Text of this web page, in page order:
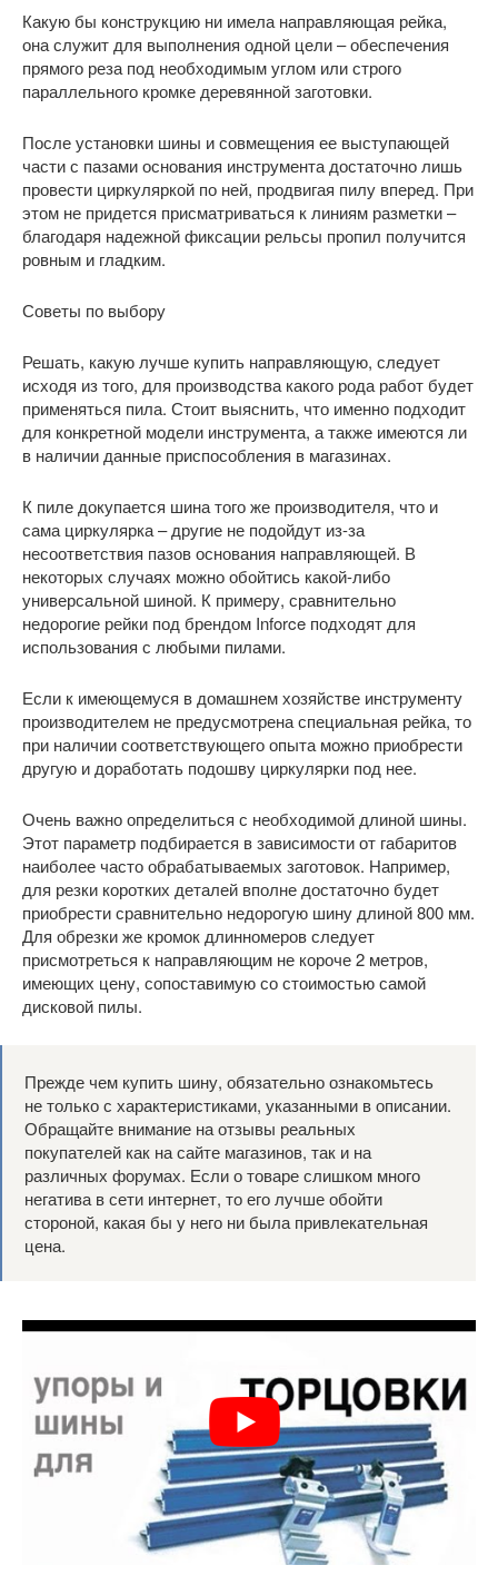
Какую бы конструкцию ни имела направляющая рейка,
она служит для выполнения одной цели – обеспечения
прямого реза под необходимым углом или строго
параллельного кромке деревянной заготовки.
После установки шины и совмещения ее выступающей
части с пазами основания инструмента достаточно лишь
провести циркуляркой по ней, продвигая пилу вперед. При
этом не придется присматриваться к линиям разметки –
благодаря надежной фиксации рельсы пропил получится
ровным и гладким.
Советы по выбору
Решать, какую лучше купить направляющую, следует
исходя из того, для производства какого рода работ будет
применяться пила. Стоит выяснить, что именно подходит
для конкретной модели инструмента, а также имеются ли
в наличии данные приспособления в магазинах.
К пиле докупается шина того же производителя, что и
сама циркулярка – другие не подойдут из-за
несоответствия пазов основания направляющей. В
некоторых случаях можно обойтись какой-либо
универсальной шиной. К примеру, сравнительно
недорогие рейки под брендом Inforce подходят для
использования с любыми пилами.
Если к имеющемуся в домашнем хозяйстве инструменту
производителем не предусмотрена специальная рейка, то
при наличии соответствующего опыта можно приобрести
другую и доработать подошву циркулярки под нее.
Очень важно определиться с необходимой длиной шины.
Этот параметр подбирается в зависимости от габаритов
наиболее часто обрабатываемых заготовок. Например,
для резки коротких деталей вполне достаточно будет
приобрести сравнительно недорогую шину длиной 800 мм.
Для обрезки же кромок длинномеров следует
присмотреться к направляющим не короче 2 метров,
имеющих цену, сопоставимую со стоимостью самой
дисковой пилы.
Прежде чем купить шину, обязательно ознакомьтесь
не только с характеристиками, указанными в описании.
Обращайте внимание на отзывы реальных
покупателей как на сайте магазинов, так и на
различных форумах. Если о товаре слишком много
негатива в сети интернет, то его лучше обойти
стороной, какая бы у него ни была привлекательная
цена.